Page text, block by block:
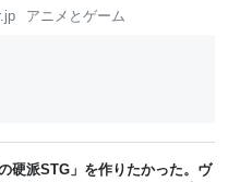
アニメとゲーム
硬派STG」を作りたかった。ヴ